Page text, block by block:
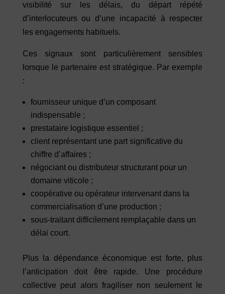
visibilité sur les délais, du départ répété
d’interlocuteurs ou d’une incapacité à respecter
les engagements habituels.
Ces signaux sont particulièrement sensibles
lorsque le partenaire est stratégique. Par exemple
:
fournisseur unique d’un composant
indispensable ;
prestataire logistique essentiel ;
client représentant une part significative du
chiffre d’affaires ;
négociant ou distributeur structurant pour un
domaine viticole ;
coopérative ou opérateur intervenant dans la
commercialisation d’une production ;
sous-traitant difficilement remplaçable dans un
délai court.
Plus la dépendance économique est forte, plus
l’anticipation doit être rapide. Une procédure
collective peut alors fragiliser non seulement le